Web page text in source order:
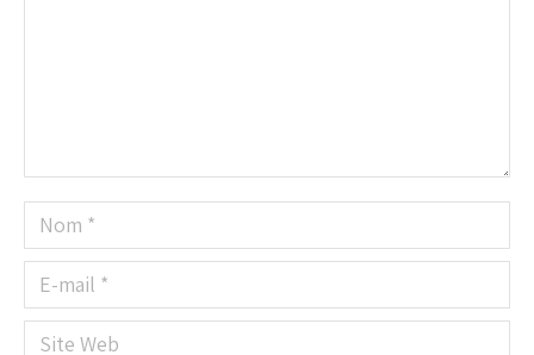
Nom *
E-mail *
Site Web